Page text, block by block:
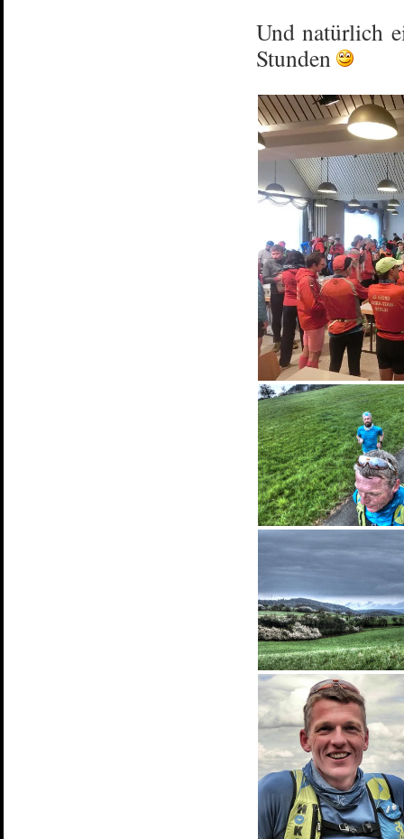
Und natürlich
Stunden